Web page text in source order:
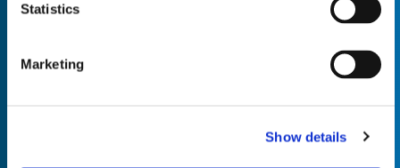
Statistics
Marketing
Show details